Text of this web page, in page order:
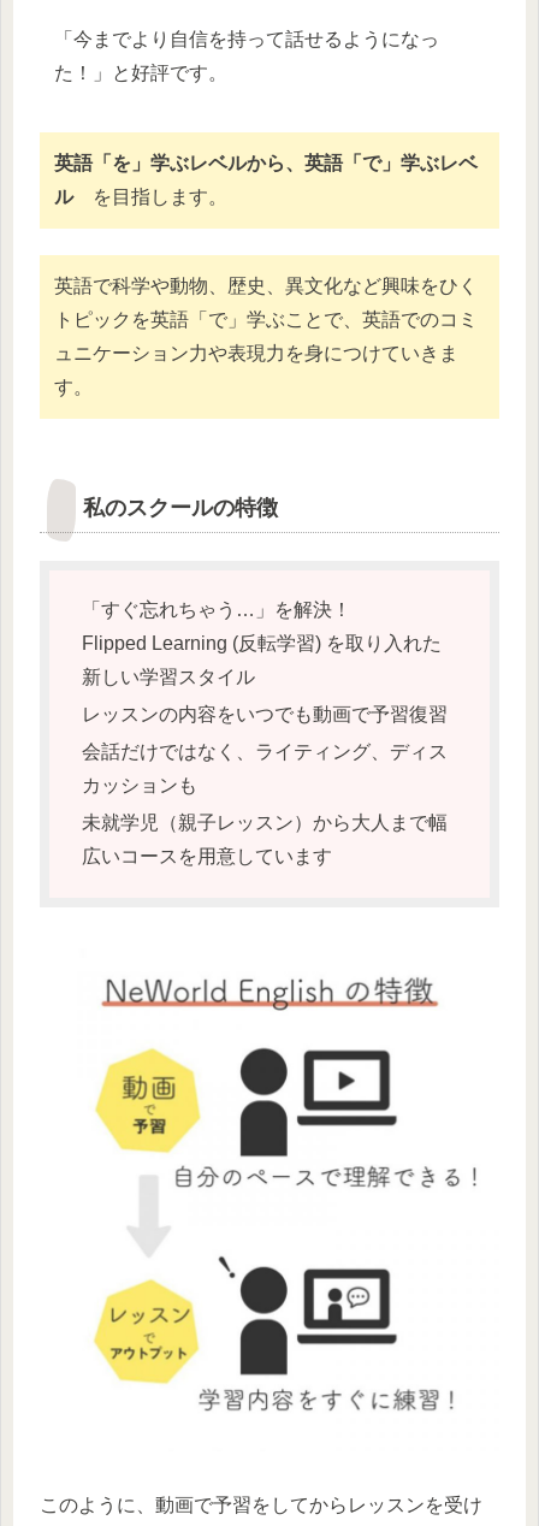
「今までより自信を持って話せるようになっ
た！」と好評です。
英語「を」学ぶレベルから、英語「で」学ぶレベ
ルを目指します。
英語で科学や動物、歴史、異文化など興味をひく
トピックを英語「で」学ぶことで、英語でのコミ
ュニケーション力や表現力を身につけていきま
す。
私のスクールの特徴
「すぐ忘れちゃう…」を解決！
Flipped Learning (反転学習) を取り入れた
新しい学習スタイル
レッスンの内容をいつでも動画で予習復習
会話だけではなく、ライティング、ディス
カッションも
未就学児（親子レッスン）から大人まで幅
広いコースを用意しています
このように、動画で予習をしてからレッスンを受け